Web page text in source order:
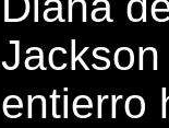
entierro